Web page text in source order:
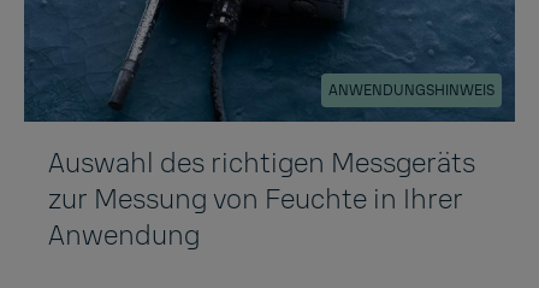
ANWENDUNGSHINWEIS
Auswahl des richtigen Messgeräts
zur Messung von Feuchte in Ihrer
Anwendung